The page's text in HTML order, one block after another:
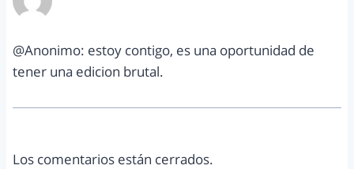
@Anonimo: estoy contigo, es una oportunidad de
tener una edicion brutal.
Los comentarios están cerrados.